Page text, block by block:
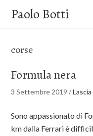
Paolo Botti
corse
Formula nera
3 Settembre 2019 /
Sono appassionato di
km dalla Ferrari è